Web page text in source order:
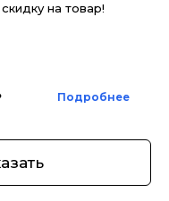
на товар!
Подробнее